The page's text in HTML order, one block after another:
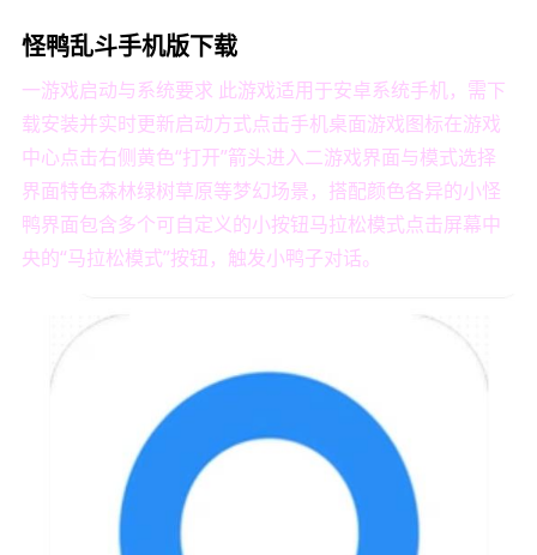
怪鸭乱斗手机版下载
一游戏启动与系统要求 此游戏适用于安卓系统手机，需下
载安装并实时更新启动方式点击手机桌面游戏图标在游戏
中心点击右侧黄色“打开”箭头进入二游戏界面与模式选择
界面特色森林绿树草原等梦幻场景，搭配颜色各异的小怪
鸭界面包含多个可自定义的小按钮马拉松模式点击屏幕中
央的“马拉松模式”按钮，触发小鸭子对话。